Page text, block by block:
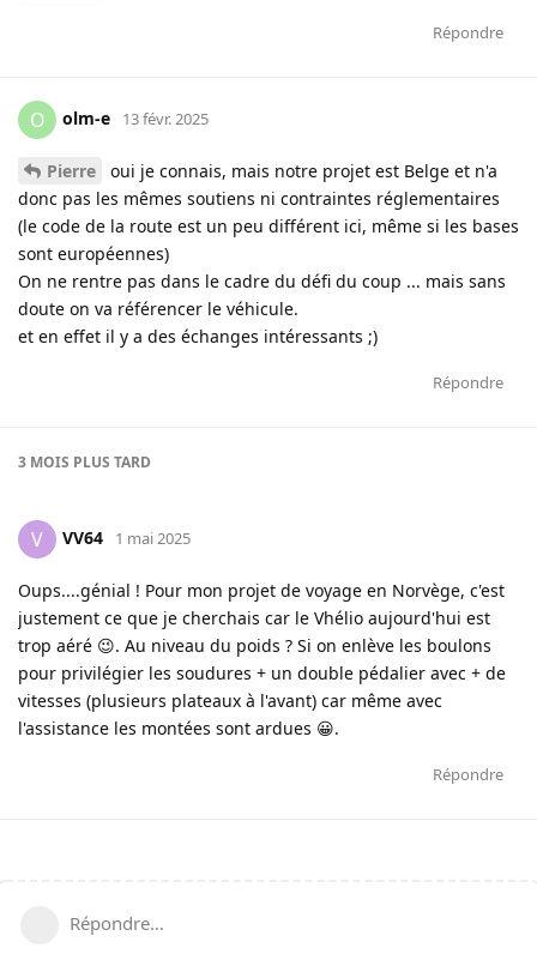
Répondre
O olm-e 13 févr. 2025
Pierre
oui je connais, mais notre projet est Belge et n'a
donc pas les mêmes soutiens ni contraintes réglementaires
(le code de la route est un peu différent ici, même si les bases
sont européennes)
On ne rentre pas dans le cadre du défi du coup ... mais sans
doute on va référencer le véhicule.
et en effet il y a des échanges intéressants ;)
Répondre
3 MOIS PLUS TARD
V VV64 1 mai 2025
Oups....génial ! Pour mon projet de voyage en Norvège, c'est
justement ce que je cherchais car le Vhélio aujourd'hui est
trop aéré 😉. Au niveau du poids ? Si on enlève les boulons
pour privilégier les soudures + un double pédalier avec + de
vitesses (plusieurs plateaux à l'avant) car même avec
l'assistance les montées sont ardues 😀.
Répondre
Répondre…